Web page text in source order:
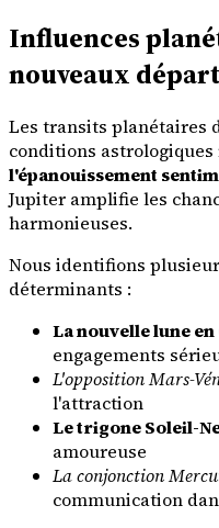
Influences
nouveaux
Les transits planétaires
conditions
l'épanouissement
Jupiter amplifie les
harmonieuses.
Nous identifions
déterminants :
La nouvelle lune
engagements
L'opposition Mars-
l'attraction
Le trigone Soleil-
amoureuse
La conjonction
communication